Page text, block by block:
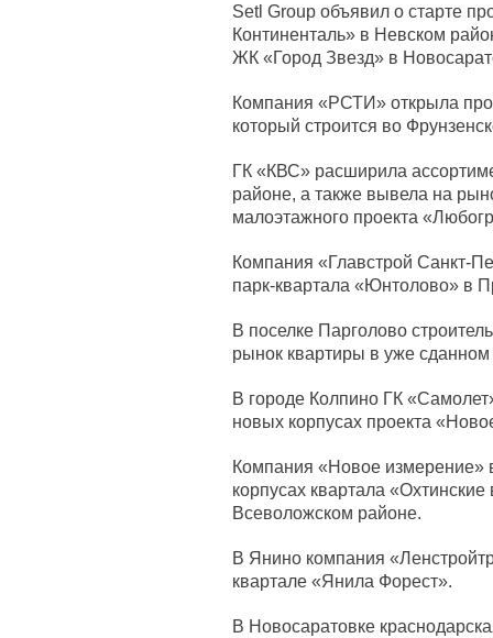
Setl Group объявил о старте
Континенталь» в Невском
ЖК «Город Звезд» в
Компания «РСТИ» открыла
который строится во
ГК «КВС» расширила
районе, а также вывела на
малоэтажного проекта
Компания «Главстрой Санкт-
парк-квартала «Юнтолово» в
В поселке Парголово
рынок квартиры в уже
В городе Колпино ГК
новых корпусах проекта
Компания «Новое измерение»
корпусах квартала
Всеволожском районе.
В Янино компания
квартале «Янила Форест».
В Новосаратовке